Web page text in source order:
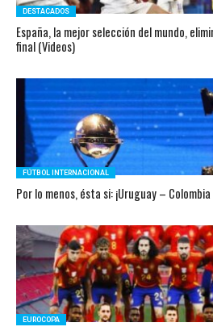
DESTACADOS
España, la mejor selección del mundo,
final (Videos)
FÚTBOL INTERNACIONAL
Por lo menos, ésta si: ¡Uruguay –
EUROCOPA